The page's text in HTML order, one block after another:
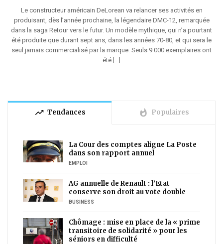
Le constructeur américain DeLorean va relancer ses activités en
produisant, dès l’année prochaine, la légendaire DMC-12, remarquée
dans la saga Retour vers le futur. Un modèle mythique, qui n’a pourtant
été produite que durant sept ans, dans les années 70-80, et qui sera le
seul jamais commercialisé par la marque. Seuls 9 000 exemplaires ont
été […]
trending_up Tendances whatshot Populaires
La Cour des comptes aligne La Poste
dans son rapport annuel
EMPLOI
AG annuelle de Renault : l’Etat
conserve son droit au vote double
BUSINESS
Chômage : mise en place de la « prime
transitoire de solidarité » pour les
séniors en difficulté